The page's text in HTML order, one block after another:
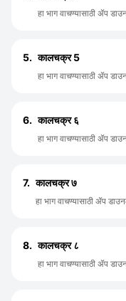
हा भाग वाचण्यासाठी ॲप
5. कालचक्र 5
हा भाग वाचण्यासाठी ॲप
6. कालचक्र ६
हा भाग वाचण्यासाठी ॲप
7. कालचक्र ७
हा भाग वाचण्यासाठी ॲप
8. कालचक्र ८
हा भाग वाचण्यासाठी ॲप